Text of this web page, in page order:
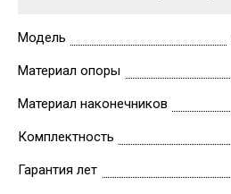
Модель
Материал опоры
Материал наконечников
Комплектность
Гарантия лет